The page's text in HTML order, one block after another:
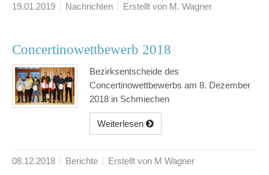
19.01.2019 Nachrichten Erstellt von M. Wagner
Concertinowettbewerb 2018
Bezirksentscheide des
Concertinowettbewerbs am 8. Dezember
2018 in Schmiechen
Weiterlesen
08.12.2018 Berichte Erstellt von M Wagner